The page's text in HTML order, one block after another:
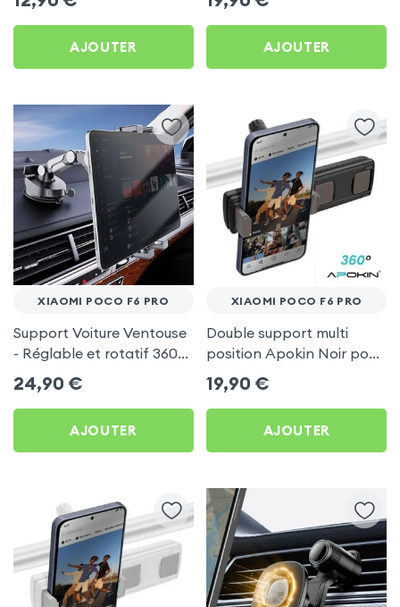
AJOUTER AJOUTER
XIAOMI POCO F6 PRO
Support Voiture Ventouse
- Réglable et rotatif 360°
pour Xiaomi Poco F6 Pro
24,90 €
AJOUTER
XIAOMI POCO F6 PRO
Double support multi
position Apokin Noir pour
Xiaomi Poco F6 Pro
19,90 €
AJOUTER